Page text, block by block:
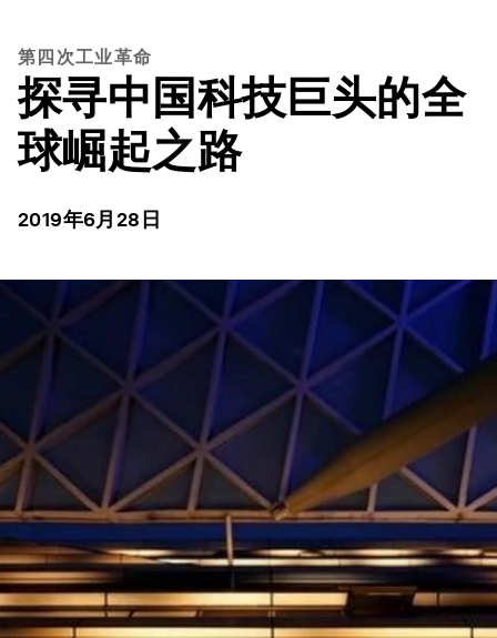
第四次工业革命
探寻中国科技巨头的全
球崛起之路
2019年6月28日